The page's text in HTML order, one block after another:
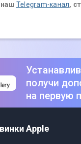
Telegram-канал,
получи
на первую
Apple